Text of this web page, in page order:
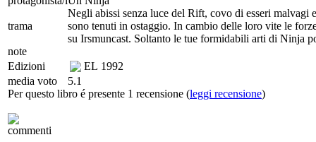
trama
Negli abissi senza luce del Rift, covo di esseri
sono tenuti in ostaggio. In cambio delle loro vite le
su Irsmuncast. Soltanto le tue formidabili arti di Ninja
note
Edizioni
EL 1992
media voto
5.1
Per questo libro é presente 1 recensione (leggi recensione)
commenti